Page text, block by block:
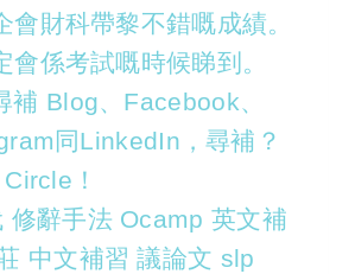
會財科帶黎不錯嘅成績。
會係考試嘅時候睇到。
補 Blog、Facebook、
同LinkedIn，尋補？
！
修辭手法 Ocamp 英文補
中文補習 議論文 slp